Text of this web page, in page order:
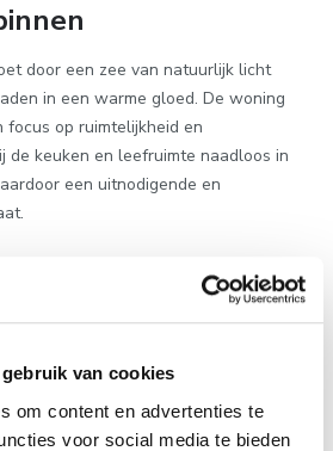
van cookies
om content en advertenties te
voor social media te bieden
door een zee van natuurlijk licht
in een warme gloed. De woning
op ruimtelijkheid en
de keuken en leefruimte naadloos in
een uitnodigende en
en een royale badkamer op de
woning voldoende vierkante meters
geschilderd en ingericht